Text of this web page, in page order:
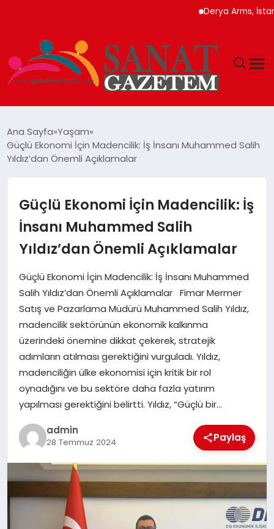
Derya Arms,
TEKNOLOJI
SPOR
YAŞAM
EKONOMI
SAĞLIK
DÜNYA
EĞITIM
Ana Sayfa Yaşam
Güçlü Ekonomi İçin Madencilik: İş İnsanı Muhammed Salih
Yıldız’dan Önemli Açıklamalar
Güçlü Ekonomi İçin Madencilik: İş
İnsanı Muhammed Salih
Yıldız’dan Önemli Açıklamalar
Güçlü Ekonomi İçin Madencilik: İş İnsanı Muhammed
Salih Yıldız’dan Önemli Açıklamalar Fimar Mermer
Satış ve Pazarlama Müdürü Muhammed Salih Yıldız,
madencilik sektörünün ekonomik kalkınma
üzerindeki önemine dikkat çekerek, stratejik
adımların atılması gerektiğini vurguladı. Yıldız,
madenciliğin ülke ekonomisi için kritik bir rol
oynadığını ve bu sektöre daha fazla yatırım
yapılması gerektiğini belirtti. Yıldız, “Güçlü bir…
admin
28 Temmuz 2024 Paylaş